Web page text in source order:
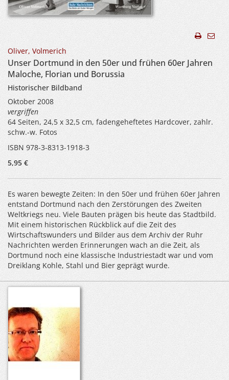
Oliver, Volmerich
Unser Dortmund in den 50er und frühen 60er Jahren
Maloche, Florian und Borussia
Historischer Bildband
Oktober 2008
vergriffen
64 Seiten, 24,5 x 32,5 cm, fadengeheftetes Hardcover, zahlr.
schw.-w. Fotos
ISBN 978-3-8313-1918-3
5,95 €
Es waren bewegte Zeiten: In den 50er und frühen 60er Jahren
entstand Dortmund nach den Zerstörungen des Zweiten
Weltkriegs neu. Viele Bauten prägen bis heute das Stadtbild.
Mit einem historischen Rückblick auf die Zeit des
Wirtschaftswunders und Bilder aus dem Archiv der Ruhr
Nachrichten werden Erinnerungen wach an die Zeit, als
Dortmund noch eine klassische Industriestadt war und vom
Dreiklang Kohle, Stahl und Bier geprägt wurde.